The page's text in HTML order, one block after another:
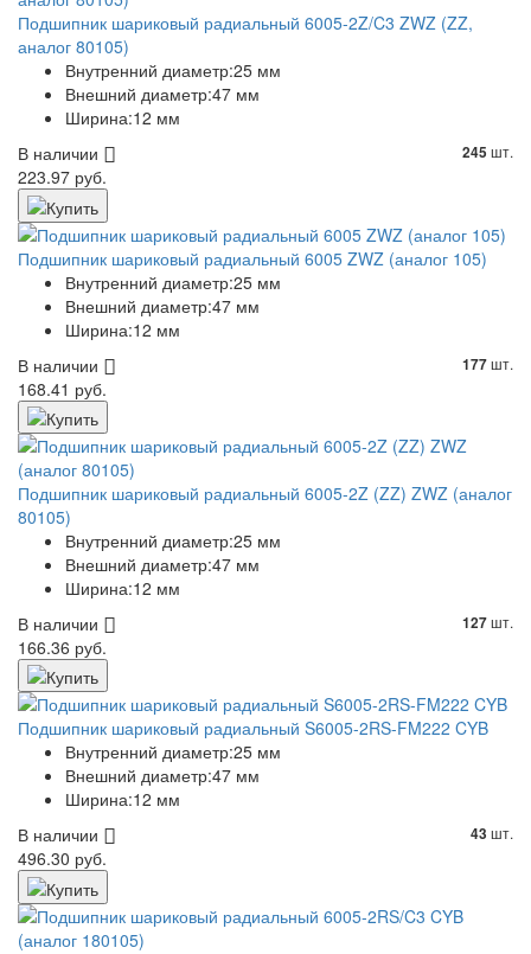
Подшипник шариковый радиальный 6005-2Z/C3 ZWZ (ZZ,
аналог 80105)
Внутренний диаметр:25 мм
Внешний диаметр:47 мм
Ширина:12 мм
В наличии
245 шт.
223.97 руб.
Подшипник шариковый радиальный 6005 ZWZ (аналог 105)
Внутренний диаметр:25 мм
Внешний диаметр:47 мм
Ширина:12 мм
В наличии
177шт.
168.41 руб.
Подшипник шариковый радиальный 6005-2Z (ZZ) ZWZ (аналог
80105)
Внутренний диаметр:25 мм
Внешний диаметр:47 мм
Ширина:12 мм
В наличии
127шт.
166.36 руб.
Подшипник шариковый радиальный S6005-2RS-FM222 CYB
Внутренний диаметр:25 мм
Внешний диаметр:47 мм
Ширина:12 мм
В наличии
43 шт.
496.30 руб.